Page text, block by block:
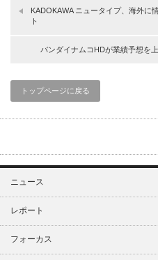
KADOKAWA ニュータイプ、海外
ト
バンダイナムコHDが業績予想を
トップページに戻る
ニュース
レポート
フォーカス